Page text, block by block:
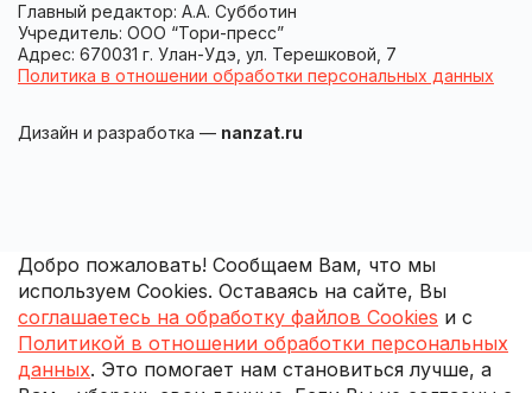
Главный редактор: А.А. Субботин
Учредитель: ООО “Тори-пресс”
Адрес: 670031 г. Улан-Удэ, ул. Терешковой, 7
Политика в отношении обработки персональных данных
Дизайн и разработка — nanzat.ru
Добро пожаловать! Сообщаем Вам, что мы
используем Cookies. Оставаясь на сайте, Вы
соглашаетесь на обработку файлов Cookies и с
Политикой в отношении обработки персональных
данных. Это помогает нам становиться лучше, а